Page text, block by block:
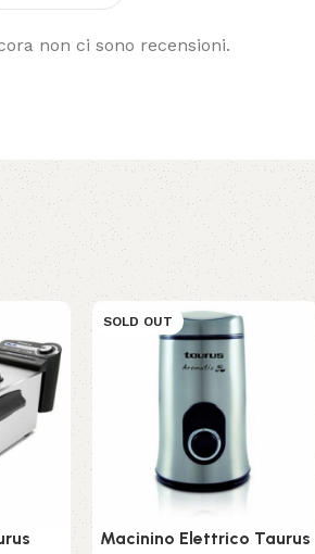
non ci sono recensioni.
SOLD OUT
Macinino Elettrico Taurus